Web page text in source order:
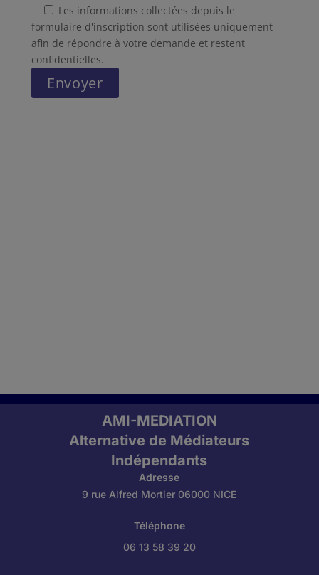
Les informations collectées depuis le
formulaire d'inscription sont utilisées uniquement
afin de répondre à votre demande et restent
confidentielles.
AMI-MEDIATION
Alternative de Médiateurs
Indépendants
Adresse
9 rue Alfred Mortier 06000 NICE
Téléphone
06 13 58 39 20